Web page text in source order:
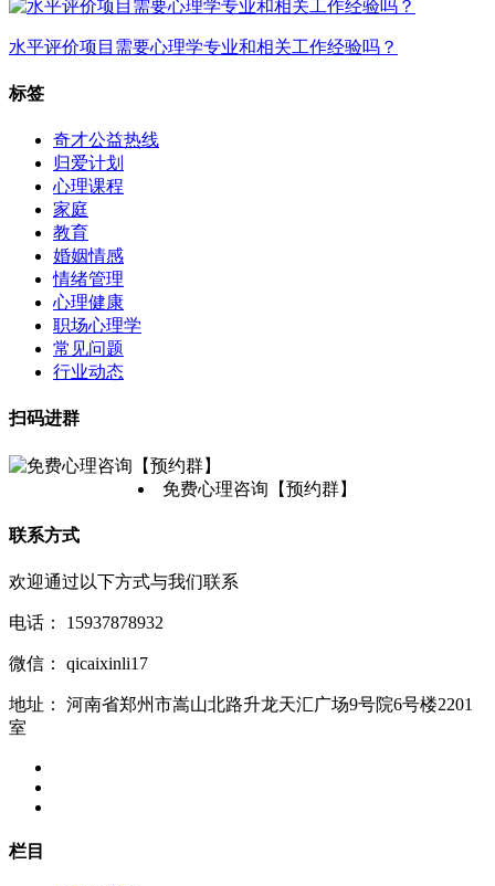
水平评价项目需要心理学专业和相关工作经验吗？
标签
奇才公益热线
归爱计划
心理课程
家庭
教育
婚姻情感
情绪管理
心理健康
职场心理学
常见问题
行业动态
扫码进群
免费心理咨询【预约群】
联系方式
欢迎通过以下方式与我们联系
电话： 15937878932
微信： qicaixinli17
地址：
河南省郑州市嵩山北路升龙天汇广场9号院6号楼2201
室
栏目